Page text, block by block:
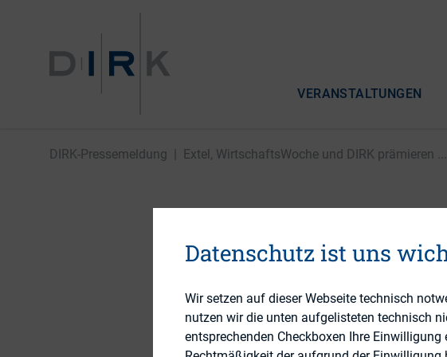
VERANSTALTUNGEN
DIRK-Pressemeldung Extel, WirtschaftsWoche und DIRK prämieren ...
Extel,
prämieren
Relations
Datenschutz ist uns
Wir setzen auf dieser Webseite technisch
nutzen wir die unten aufgelisteten technisch
entsprechenden Checkboxen Ihre